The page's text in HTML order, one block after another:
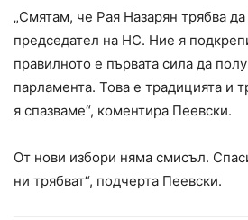
„Смятам, че Рая Назарян трябва
председател на НС. Ние я
правилното е първата сила да
парламента. Това е традицията и
я спазваме“, коментира Пеевски.
От нови избори няма смисъл.
ни трябват“, подчерта Пеевски.